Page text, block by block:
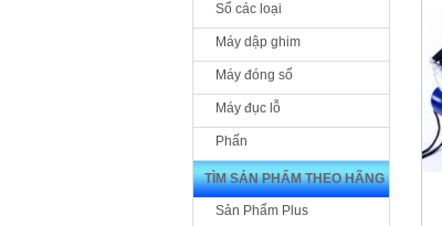
Sổ các loại
Máy dập ghim
Máy đóng số
Máy đục lỗ
Phấn
TÌM SẢN PHẨM THEO HÃNG
Sản Phẩm Plus